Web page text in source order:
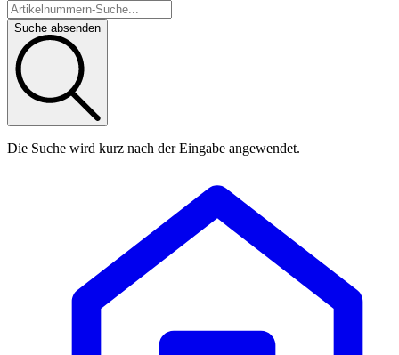
Suche absenden
Die Suche wird kurz nach der Eingabe angewendet.